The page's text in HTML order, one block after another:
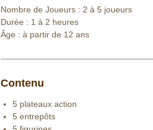
Nombre de Joueurs : 2 à 5 joueurs
Durée : 1 à 2 heures
Âge : à partir de 12 ans
Contenu
5 plateaux action
5 entrepôts